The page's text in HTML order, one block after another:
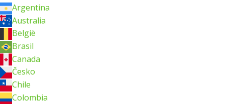
Argentina
Australia
België
Brasil
Canada
Česko
Chile
Colombia